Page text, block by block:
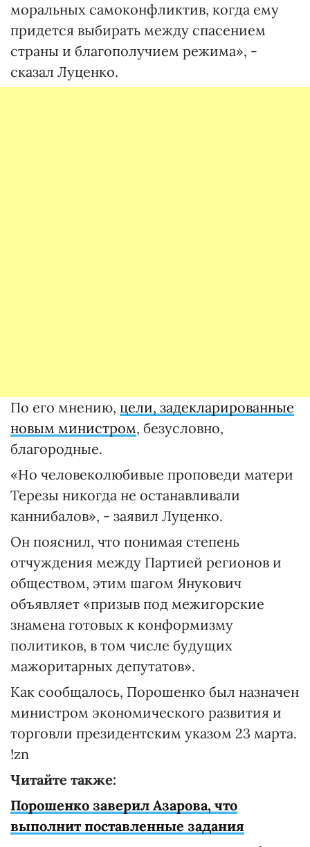
моральных самоконфликтив, когда ему
придется выбирать между спасением
страны и благополучием режима», -
сказал Луценко.
По его мнению, цели, задекларированные
новым министром, безусловно,
благородные.
«Но человеколюбивые проповеди матери
Терезы никогда не останавливали
каннибалов», - заявил Луценко.
Он пояснил, что понимая степень
отчуждения между Партией регионов и
обществом, этим шагом Янукович
объявляет «призыв под межигорские
знамена готовых к конформизму
политиков, в том числе будущих
мажоритарных депутатов».
Как сообщалось, Порошенко был назначен
министром экономического развития и
торговли президентским указом 23 марта.
!zn
Читайте также:
Порошенко заверил Азарова, что
выполнит поставленные задания